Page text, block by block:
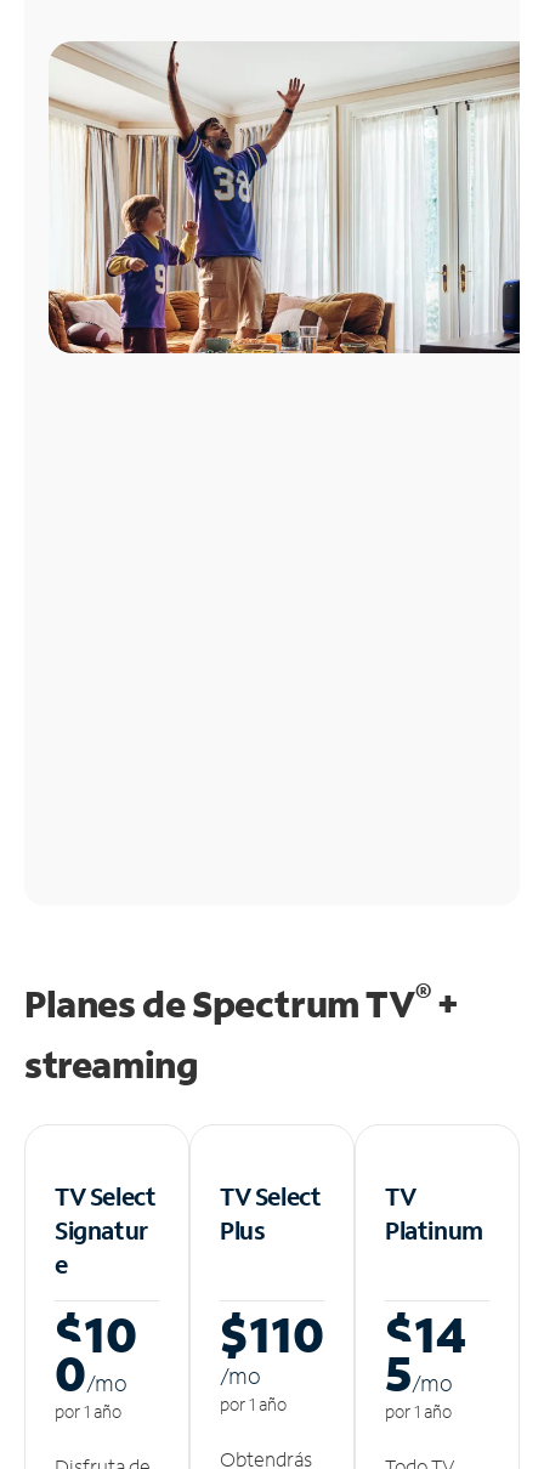
Planes de Spectrum TV®+
streaming
TV Select
Signatur
e
$10
0/mo
por 1 año
TV Select
Plus
$110
/mo
por 1 año
Obtendrás
TV
Platinum
$14
5/mo
por 1 año